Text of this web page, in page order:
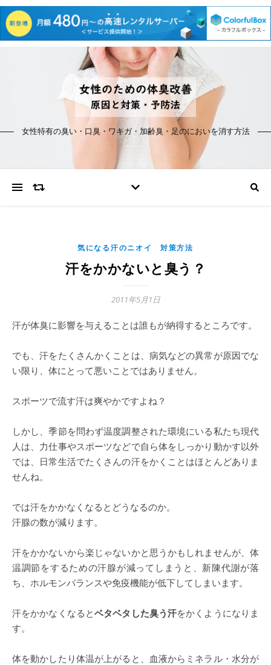
女性特有の臭い・口臭・ワキガ・加齢臭・足のにおいを消す方法
気になる汗のニオイ 対策方法
汗をかかないと臭う？
2011年5月1日
汗が体臭に影響を与えることは誰もが納得するところです。
でも、汗をたくさんかくことは、病気などの異常が原因でな
い限り、体にとって悪いことではありません。
スポーツで流す汗は爽やかですよね？
しかし、季節を問わず温度調整された環境にいる私たち現代
人は、力仕事やスポーツなどで自ら体をしっかり動かす以外
では、日常生活でたくさんの汗をかくことはほとんどありま
せんね。
では汗をかかなくなるとどうなるのか。
汗腺の数が減ります。
汗をかかないから楽じゃないかと思うかもしれませんが、体
温調節をするための汗腺が減ってしまうと、新陳代謝が落
ち、ホルモンバランスや免疫機能が低下してしまいます。
汗をかかなくなるとベタベタした臭う汗をかくようになりま
す。
体を動かしたり体温が上がると、血液からミネラル・水分が